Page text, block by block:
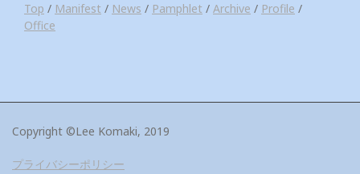
Top / Manifest / News / Pamphlet / Archive / Profile /
Office
Copyright ©Lee Komaki, 2019
プライバシーポリシー